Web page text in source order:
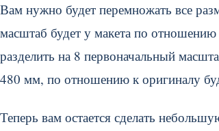
Вам нужно будет перемножать все
масштаб будет у макета по
разделить на 8 первоначальный
480 мм, по отношению к оригиналу
Теперь вам остается сделать